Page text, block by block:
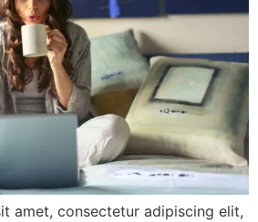
amet, consectetur adipiscing elit,